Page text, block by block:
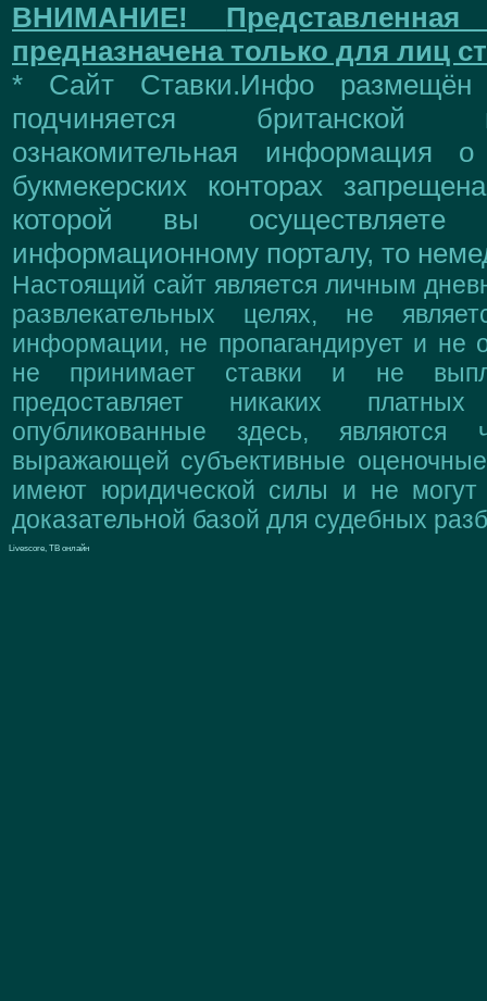
ВНИМАНИЕ!
предназначена только для лиц
* Сайт Ставки.Инфо размещён
подчиняется британской
ознакомительная информация
букмекерских конторах
которой вы
информационному порталу, то
Настоящий сайт является личным
развлекательных целях, не
информации, не пропагандирует и не
не принимает ставки и не
предоставляет никаких
опубликованные здесь, являются
выражающей субъективные
имеют юридической силы и не могут
доказательной базой для судебных
Livescore, ТВ онлайн